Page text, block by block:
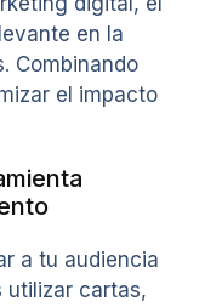
en la
Combinando
el impacto
a tu audiencia
utilizar cartas,